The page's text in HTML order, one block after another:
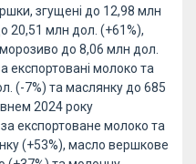
згущені до 12,98 млн
20,51 млн дол. (+61%),
до 8,06 млн дол.
експортовані молоко та
(-7%) та маслянку до 685
2024 року
експортоване молоко та
(+53%), масло вершкове